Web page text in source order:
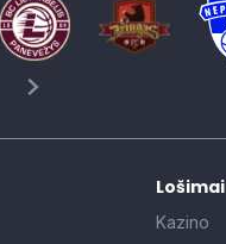
Lošimai
Kazino